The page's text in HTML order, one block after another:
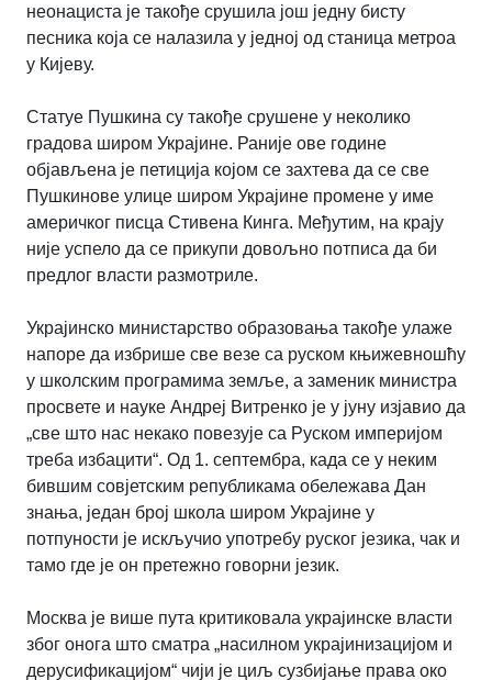
неонациста је такође срушила још једну бисту
песника која се налазила у једној од станица метроа
у Кијеву.
Статуе Пушкина су такође срушене у неколико
градова широм Украјине. Раније ове године
објављена је петиција којом се захтева да се све
Пушкинове улице широм Украјине промене у име
америчког писца Стивена Кинга. Међутим, на крају
није успело да се прикупи довољно потписа да би
предлог власти размотриле.
Украјинско министарство образовања такође улаже
напоре да избрише све везе са руском књижевношћу
у школским програмима земље, а заменик министра
просвете и науке Андреј Витренко је у јуну изјавио да
„све што нас некако повезује са Руском империјом
треба избацити“. Од 1. септембра, када се у неким
бившим совјетским републикама обележава Дан
знања, један број школа широм Украјине у
потпуности је искључио употребу руског језика, чак и
тамо где је он претежно говорни језик.
Москва је више пута критиковала украјинске власти
због онога што сматра „насилном украјинизацијом и
дерусификацијом“ чији је циљ сузбијање права око